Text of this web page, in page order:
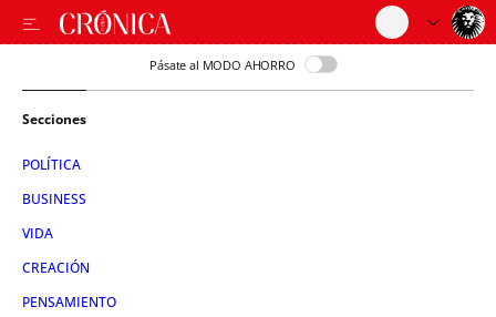
Pásate al MODO AHORRO
Secciones
POLÍTICA
BUSINESS
VIDA
CREACIÓN
PENSAMIENTO